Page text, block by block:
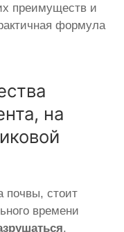
преимуществ и
формула
на
почвы, стоит
времени
.